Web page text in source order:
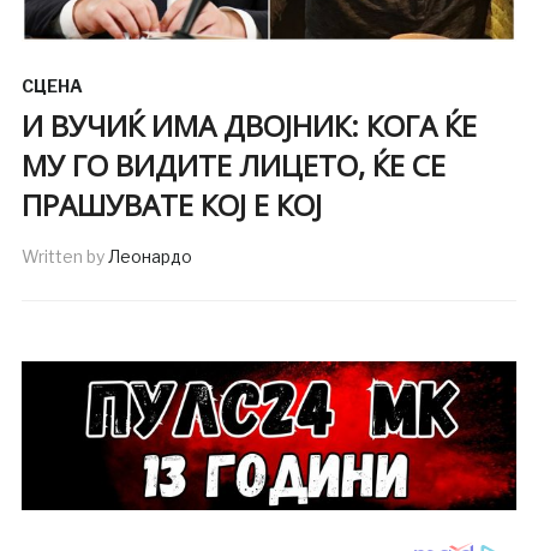
СЦЕНА
И ВУЧИЌ ИМА ДВОЈНИК: КОГА ЌЕ
МУ ГО ВИДИТЕ ЛИЦЕТО, ЌЕ СЕ
ПРАШУВАТЕ КОЈ Е КОЈ
Written byЛеонардо